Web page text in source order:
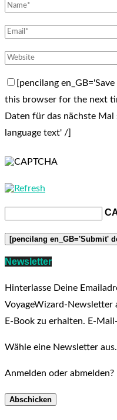
[pencilang
this browser for the next
Daten für das nächste Mal
language text' /]
Newsletter
Hinterlasse Deine
VoyageWizard-Newsletter
E-Book zu erhalten. E-
Wähle eine Newsletter aus.
Anmelden oder abmelden?